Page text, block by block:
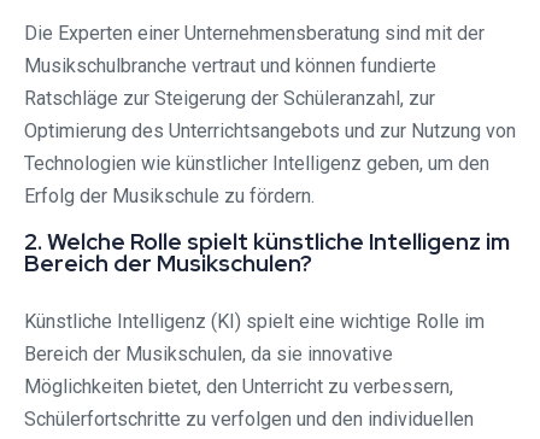
Die Experten einer Unternehmensberatung sind mit der
Musikschulbranche vertraut und können fundierte
Ratschläge zur Steigerung der Schüleranzahl, zur
Optimierung des Unterrichtsangebots und zur Nutzung von
Technologien wie künstlicher Intelligenz geben, um den
Erfolg der Musikschule zu fördern.
2. Welche Rolle spielt künstliche Intelligenz im
Bereich der Musikschulen?
Künstliche Intelligenz (KI) spielt eine wichtige Rolle im
Bereich der Musikschulen, da sie innovative
Möglichkeiten bietet, den Unterricht zu verbessern,
Schülerfortschritte zu verfolgen und den individuellen